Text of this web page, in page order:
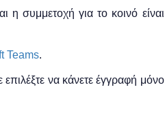
ησυμμετοχή για το κοινό είναι
Teams.
επιλέξτε να κάνετε έγγραφή μόνο